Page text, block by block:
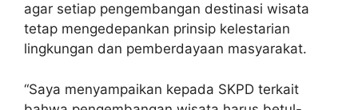
agar setiap pengembangan destinasi wisata
tetap mengedepankan prinsip kelestarian
lingkungan dan pemberdayaan masyarakat.
“Saya menyampaikan kepada SKPD terkait